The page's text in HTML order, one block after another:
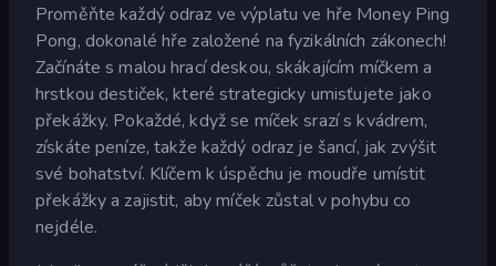
Proměňte každý odraz ve výplatu ve hře Money Ping
Pong, dokonalé hře založené na fyzikálních zákonech!
Začínáte s malou hrací deskou, skákajícím míčkem a
hrstkou destiček, které strategicky umisťujete jako
překážky. Pokaždé, když se míček srazí s kvádrem,
získáte peníze, takže každý odraz je šancí, jak zvýšit
své bohatství. Klíčem k úspěchu je moudře umístit
překážky a zajistit, aby míček zůstal v pohybu co
nejdéle.